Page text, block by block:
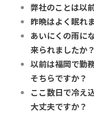
弊社のことは以
昨晩はよく眠れ
あいにくの雨に
来られましたか？
以前は福岡で勤
そちらですか？
ここ数日で冷え
大丈夫ですか？